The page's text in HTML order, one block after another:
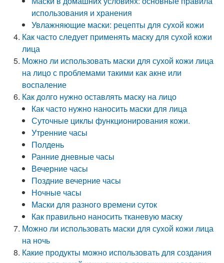
использования и хранения
Увлажняющие маски: рецепты для сухой кожи
Как часто следует применять маску для сухой кожи
лица
Можно ли использовать маски для сухой кожи лица
на лицо с проблемами такими как акне или
воспаление
Как долго нужно оставлять маску на лицо
Как часто нужно наносить маски для лица
Суточные циклы функционирования кожи.
Утренние часы
Полдень
Ранние дневные часы
Вечерние часы
Поздние вечерние часы
Ночные часы
Маски для разного времени суток
Как правильно наносить тканевую маску
Можно ли использовать маски для сухой кожи лица
на ночь
Какие продукты можно использовать для создания